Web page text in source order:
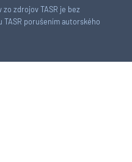
zdrojov TASR je bez
porušením autorského